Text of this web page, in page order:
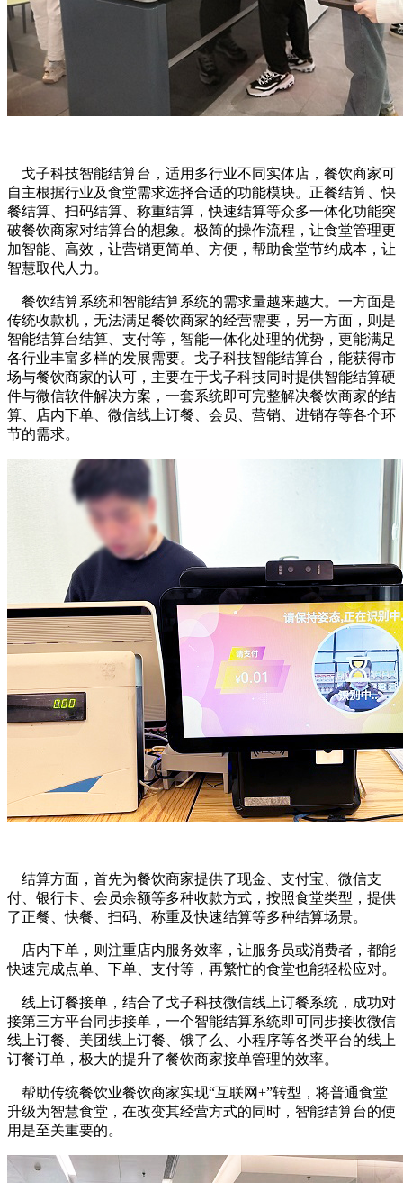
戈子科技智能结算台，适用多行业不同实体店，餐饮商家可
自主根据行业及食堂需求选择合适的功能模块。正餐结算、快
餐结算、扫码结算、称重结算，快速结算等众多一体化功能突
破餐饮商家对结算台的想象。极简的操作流程，让食堂管理更
加智能、高效，让营销更简单、方便，帮助食堂节约成本，让
智慧取代人力。
餐饮结算系统和智能结算系统的需求量越来越大。一方面是
传统收款机，无法满足餐饮商家的经营需要，另一方面，则是
智能结算台结算、支付等，智能一体化处理的优势，更能满足
各行业丰富多样的发展需要。戈子科技智能结算台，能获得市
场与餐饮商家的认可，主要在于戈子科技同时提供智能结算硬
件与微信软件解决方案，一套系统即可完整解决餐饮商家的结
算、店内下单、微信线上订餐、会员、营销、进销存等各个环
节的需求。
结算方面，首先为餐饮商家提供了现金、支付宝、微信支
付、银行卡、会员余额等多种收款方式，按照食堂类型，提供
了正餐、快餐、扫码、称重及快速结算等多种结算场景。
店内下单，则注重店内服务效率，让服务员或消费者，都能
快速完成点单、下单、支付等，再繁忙的食堂也能轻松应对。
线上订餐接单，结合了戈子科技微信线上订餐系统，成功对
接第三方平台同步接单，一个智能结算系统即可同步接收微信
线上订餐、美团线上订餐、饿了么、小程序等各类平台的线上
订餐订单，极大的提升了餐饮商家接单管理的效率。
帮助传统餐饮业餐饮商家实现“互联网+”转型，将普通食堂
升级为智慧食堂，在改变其经营方式的同时，智能结算台的使
用是至关重要的。